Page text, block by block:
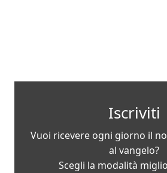
Iscriviti
Vuoi ricevere ogni giorno il
al vangelo?
Scegli la modalità